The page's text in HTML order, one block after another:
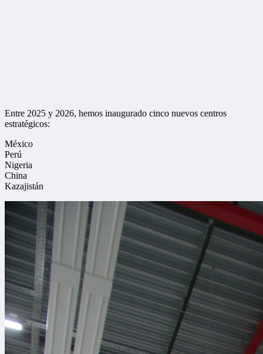
Entre 2025 y 2026, hemos inaugurado cinco nuevos centros
estratégicos:
México
Perú
Nigeria
China
Kazajistán